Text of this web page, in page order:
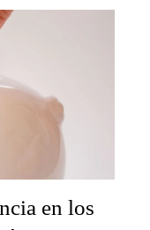
en los